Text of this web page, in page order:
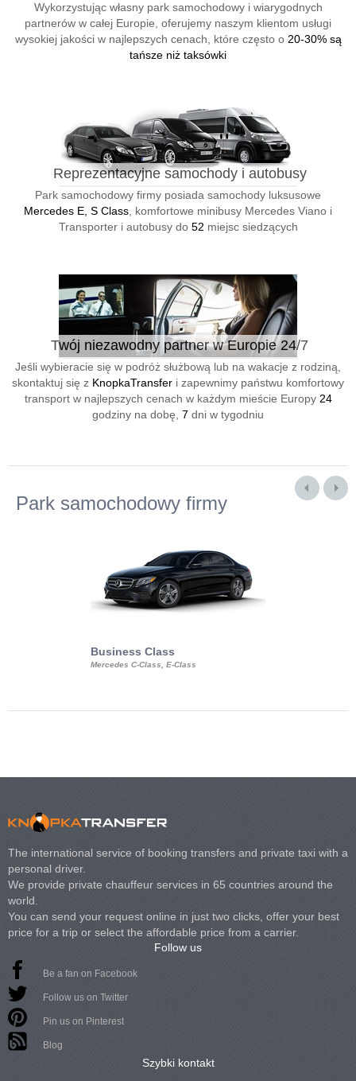
Wykorzystując własny park samochodowy i wiarygodnych
partnerów w całej Europie, oferujemy naszym klientom usługi
wysokiej jakości w najlepszych cenach, które często o 20-30% są
tańsze niż taksówki
Reprezentacyjne samochody i autobusy
Park samochodowy firmy posiada samochody luksusowe
Mercedes E, S Class , komfortowe minibusy Mercedes Viano i
Transporter i autobusy do 52 miejsc siedzących
Twój niezawodny partner w Europie 24/7
Jeśli wybieracie się w podróż służbową lub na wakacje z rodziną,
skontaktuj się z KnopkaTransfer i zapewnimy państwu komfortowy
transport w najlepszych cenach w każdym mieście Europy 24
godziny na dobę, 7 dni w tygodniu
Park samochodowy firmy
Business Class
Mercedes C-Class, E-Class
The international service of booking transfers and private taxi with a
personal driver.
We provide private chauffeur services in 65 countries around the
world.
You can send your request online in just two clicks, offer your best
price for a trip or select the affordable price from a carrier.
Follow us
Be a fan on Facebook
Follow us on Twitter
Pin us on Pinterest
Blog
Szybki kontakt